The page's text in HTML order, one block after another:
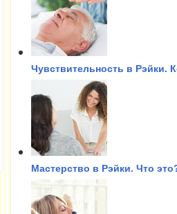
Чувствительность в Рэйки.
Мастерство в Рэйки. Что